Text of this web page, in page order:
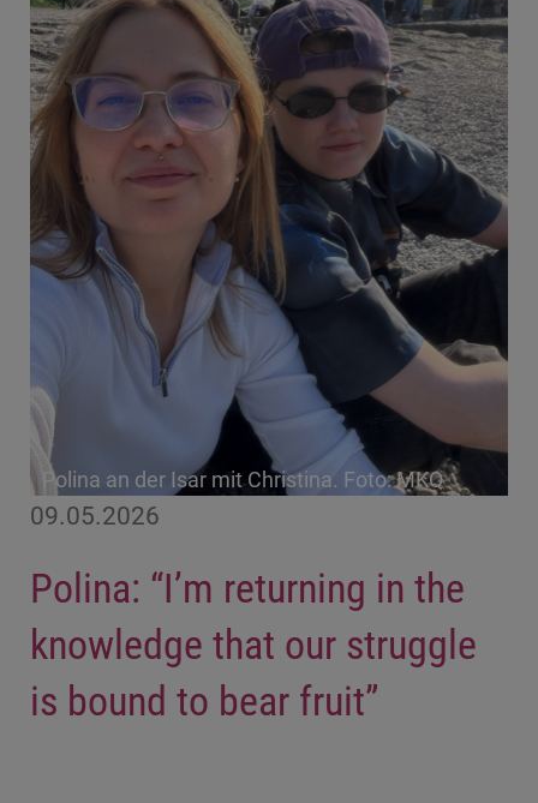
09.05.2026
Polina: “I’m returning in the
knowledge that our struggle
is bound to bear fruit”
Polina an der Isar mit Christina. Foto: MKQ